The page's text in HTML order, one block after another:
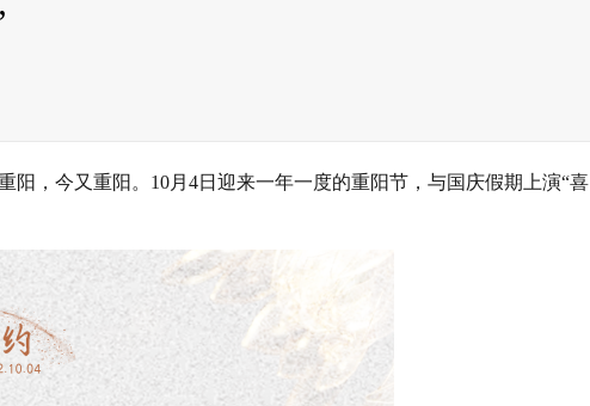
阳，今又重阳。10月4日迎来一年一度的重阳节，与国庆假期上演“喜